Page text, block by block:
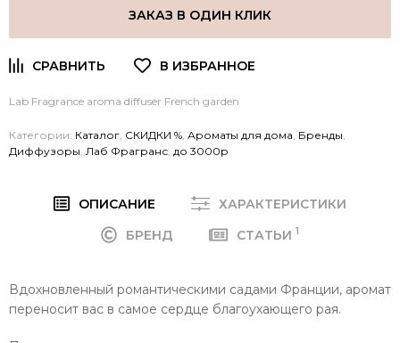
ЗАКАЗ В ОДИН КЛИК
Lab Fragrance aroma diffuser French garden
Категории: Каталог СКИДКИ % Ароматы для дома Бренды
Диффузоры Лаб Фрагранс до 3000р
ОПИСАНИЕ
ХАРАКТЕРИСТИКИ
БРЕНД
СТАТЬИ 1
Вдохновленный романтическими садами Франции, аромат
переносит вас в самое сердце благоухающего рая.